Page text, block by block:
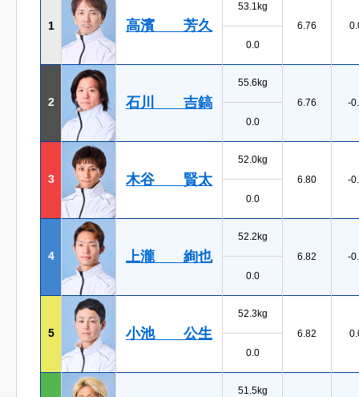
1 高濱 芳久
53.1kg
6.76
0.0
2 石川 吉鎬
55.6kg
6.76
-
0.0
3 木谷 賢太
52.0kg
6.80
-
0.0
4 上瀧 絢也
52.2kg
6.82
-
0.0
5 小池 公生
52.3kg
6.82
0.0
51.5kg